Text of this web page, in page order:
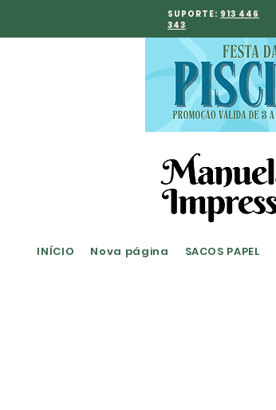
SUPORTE: 913 446
343
INÍCIO Nova página SACOS PAPEL